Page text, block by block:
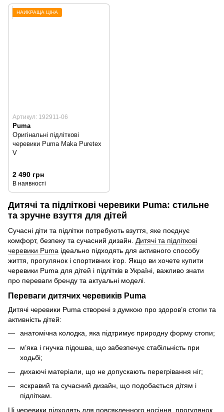
НАЙКРАЩА ЦІНА
Артикул: 192911-06
Puma
Оригінальні підліткові
черевики Puma Maka Puretex
V
2 490 грн
В наявності
Дитячі та підліткові черевики Puma: стильне
та зручне взуття для дітей
Сучасні діти та підлітки потребують взуття, яке поєднує
комфорт, безпеку та сучасний дизайн. Дитячі та підліткові
черевики Puma ідеально підходять для активного способу
життя, прогулянок і спортивних ігор. Якщо ви хочете купити
черевики Puma для дітей і підлітків в Україні, важливо знати
про переваги бренду та актуальні моделі.
Переваги дитячих черевиків Puma
Дитячі черевики Puma створені з думкою про здоров’я стопи та
активність дітей:
анатомічна колодка, яка підтримує природну форму стопи;
м’яка і гнучка підошва, що забезпечує стабільність при
ходьбі;
дихаючі матеріали, що не допускають перегрівання ніг;
яскравий та сучасний дизайн, що подобається дітям і
підліткам.
Ці черевики підходять для повсякденного носіння, прогулянок